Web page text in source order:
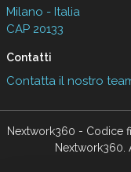
Milano - Italia
CAP 20133
Contatti
Contatta il nostro
Nextwork360 - Codice
Nextwork360.